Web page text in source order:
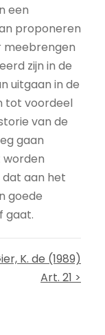
een
proponeren
meebrengen
zijn in de
uitgaan in de
tot voordeel
van de
gaan
dat aan het
goede
gaat.
K. de (1989)
Art. 21 >